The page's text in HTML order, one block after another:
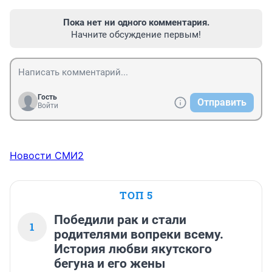
Пока нет ни одного комментария.
Начните обсуждение первым!
Гость
Войти
Отправить
Новости СМИ2
ТОП 5
1
Победили рак и стали
родителями вопреки всему.
История любви якутского
бегуна и его жены